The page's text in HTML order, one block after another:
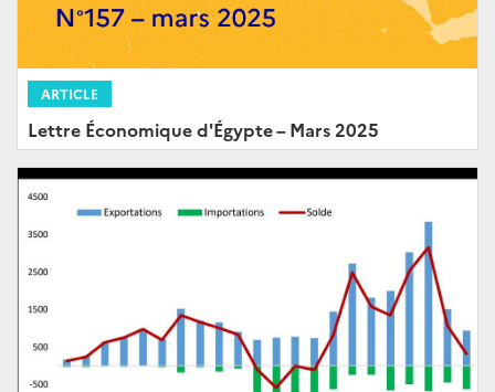
ARTICLE
Lettre Économique d'Égypte – Mars 2025